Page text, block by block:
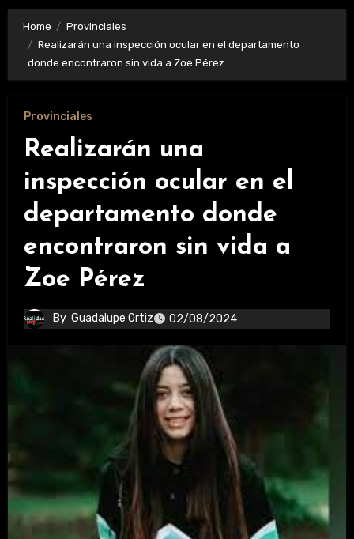
Home
Provinciales
Realizarán una inspección ocular en el departamento
donde encontraron sin vida a Zoe Pérez
Provinciales
Realizarán una
inspección ocular en el
departamento donde
encontraron sin vida a
Zoe Pérez
By Guadalupe Ortiz 02/08/2024